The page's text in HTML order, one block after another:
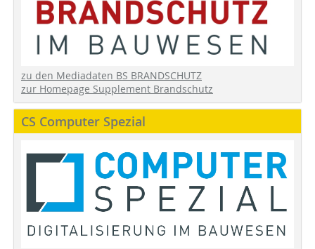
zu den Mediadaten BS BRANDSCHUTZ
zur Homepage Supplement Brandschutz
CS Computer Spezial